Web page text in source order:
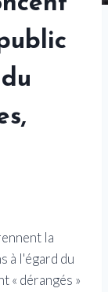
la
à l'égard du
« dérangés »